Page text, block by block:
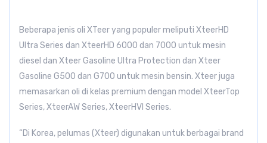
Beberapa jenis oli XTeer yang populer meliputi XteerHD
Ultra Series dan XteerHD 6000 dan 7000 untuk mesin
diesel dan Xteer Gasoline Ultra Protection dan Xteer
Gasoline G500 dan G700 untuk mesin bensin. Xteer juga
memasarkan oli di kelas premium dengan model XteerTop
Series, XteerAW Series, XteerHVI Series.
“Di Korea, pelumas (Xteer) digunakan untuk berbagai brand